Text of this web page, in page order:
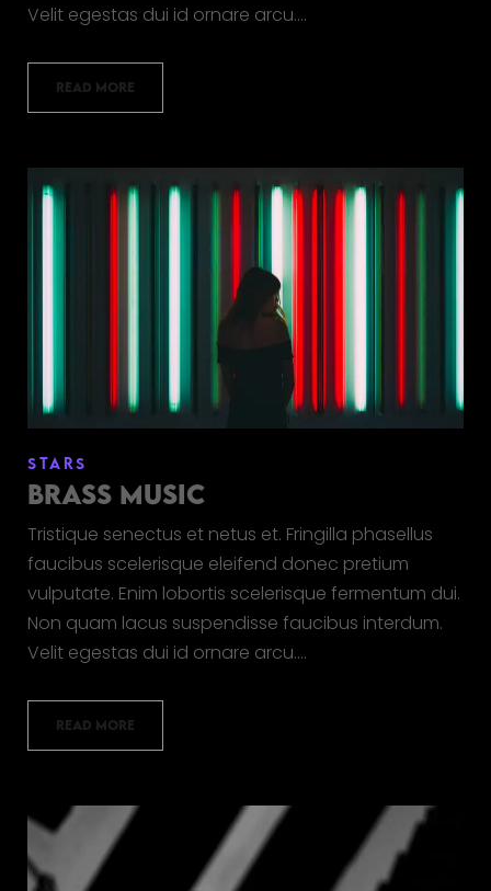
Velit egestas dui id ornare arcu.…
READ MORE
STARS
BRASS MUSIC
Tristique senectus et netus et. Fringilla phasellus
faucibus scelerisque eleifend donec pretium
vulputate. Enim lobortis scelerisque fermentum dui.
Non quam lacus suspendisse faucibus interdum.
Velit egestas dui id ornare arcu.…
READ MORE